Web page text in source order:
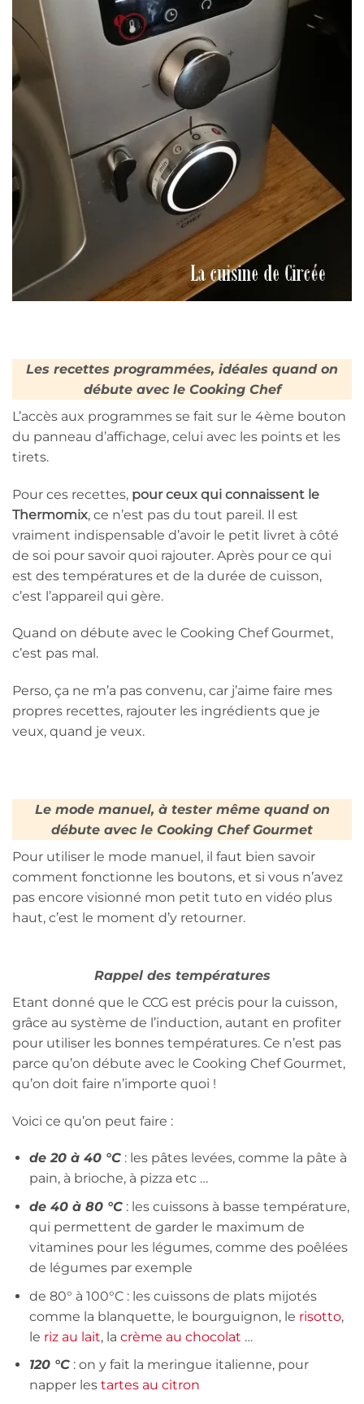
Les recettes programmées, idéales quand on
débute avec le Cooking Chef
L’accès aux programmes se fait sur le 4ème bouton
du panneau d’affichage, celui avec les points et les
tirets.
Pour ces recettes, pour ceux qui connaissent le
Thermomix, ce n’est pas du tout pareil. Il est
vraiment indispensable d’avoir le petit livret à côté
de soi pour savoir quoi rajouter. Après pour ce qui
est des températures et de la durée de cuisson,
c’est l’appareil qui gère.
Quand on débute avec le Cooking Chef Gourmet,
c’est pas mal.
Perso, ça ne m’a pas convenu, car j’aime faire mes
propres recettes, rajouter les ingrédients que je
veux, quand je veux.
Le mode manuel, à tester même quand on
débute avec le Cooking Chef Gourmet
Pour utiliser le mode manuel, il faut bien savoir
comment fonctionne les boutons, et si vous n’avez
pas encore visionné mon petit tuto en vidéo plus
haut, c’est le moment d’y retourner.
Rappel des températures
Etant donné que le CCG est précis pour la cuisson,
grâce au système de l’induction, autant en profiter
pour utiliser les bonnes températures. Ce n’est pas
parce qu’on débute avec le Cooking Chef Gourmet,
qu’on doit faire n’importe quoi !
Voici ce qu’on peut faire :
de 20 à 40 °C: les pâtes levées, comme la pâte à
pain, à brioche, à pizza etc …
de 40 à 80 °C: les cuissons à basse température,
qui permettent de garder le maximum de
vitamines pour les légumes, comme des poêlées
de légumes par exemple
de 80° à 100°C : les cuissons de plats mijotés
comme la blanquette, le bourguignon, le risotto,
le riz au lait, la crème au chocolat …
120 °C: on y fait la meringue italienne, pour
napper les tartes au citron